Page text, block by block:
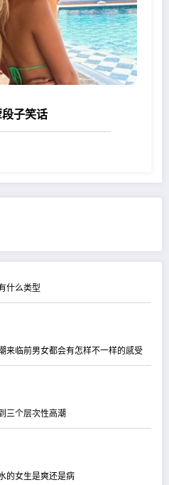
什么类型
来临前男女都会有怎样不一样的感受
三个层次性高潮
的女生是爽还是病
子笑话